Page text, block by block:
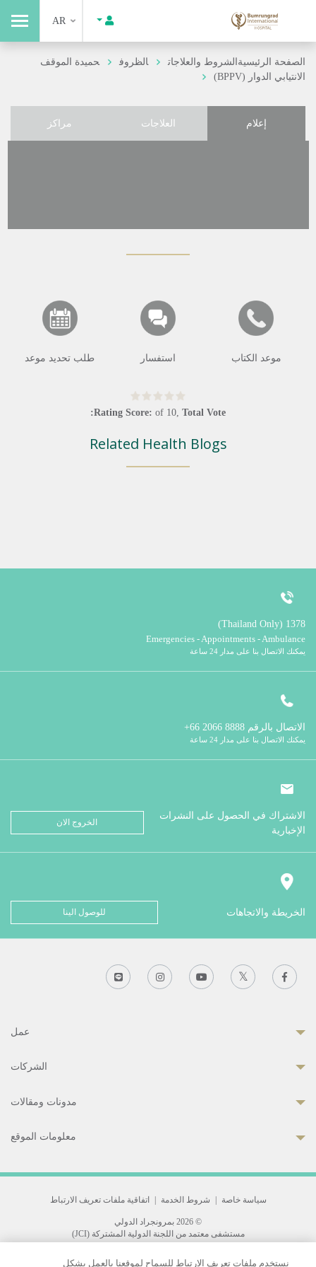
AR
الصفحة الرئيسيةالشروط والعلاجات الظروف
حميدة الموقف
الانتيابي الدوار (BPPV)
إعلام العلاجات مراكز
موعد الكتاب استفسار طلب تحديد موعد
Rating Score: of 10, Total Vote:
Related Health Blogs
1378 (Thailand Only)
Emergencies - Appointments - Ambulance
يمكنك الاتصال بنا على مدار 24 ساعة
الاتصال بالرقم
يمكنك الاتصال بنا على مدار 24 ساعة
الاشتراك في الحصول على النشرات
الإخبارية
الخروج الان
الخريطة والاتجاهات للوصول الينا
عمل
الشركات
مدونات ومقالات
معلومات الموقع
سياسة خاصة شروط الخدمة اتفاقية ملفات تعريف الارتباط
© 2026 بمرونجراد الدولي
مستشفى معتمد من اللجنة الدولية المشتركة (JCI)
33 Sukhumvit 3, Wattana, Bangkok 10110 Thailand.
نستخدم ملفات تعريف الارتباط للسماح لموقعنا بالعمل بشكل